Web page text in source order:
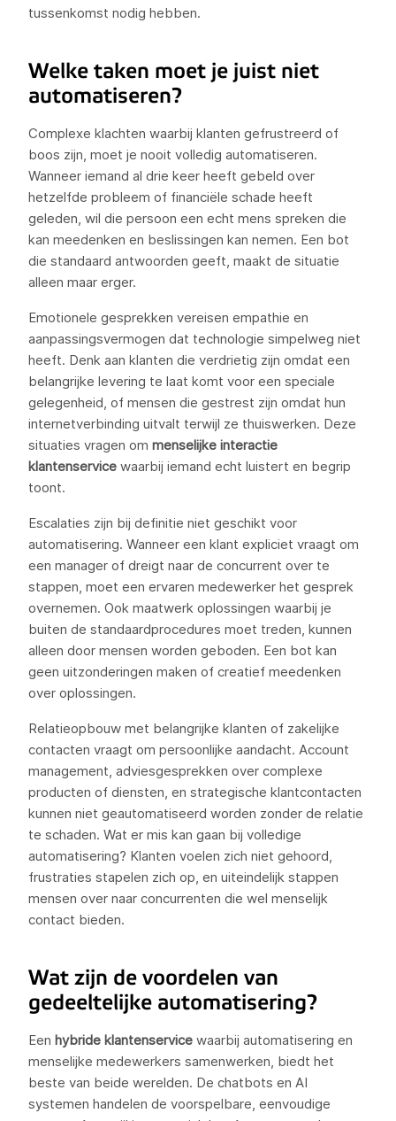
tussenkomst nodig hebben.
Welke taken moet je juist niet
automatiseren?
Complexe klachten waarbij klanten gefrustreerd of
boos zijn, moet je nooit volledig automatiseren.
Wanneer iemand al drie keer heeft gebeld over
hetzelfde probleem of financiële schade heeft
geleden, wil die persoon een echt mens spreken die
kan meedenken en beslissingen kan nemen. Een bot
die standaard antwoorden geeft, maakt de situatie
alleen maar erger.
Emotionele gesprekken vereisen empathie en
aanpassingsvermogen dat technologie simpelweg niet
heeft. Denk aan klanten die verdrietig zijn omdat een
belangrijke levering te laat komt voor een speciale
gelegenheid, of mensen die gestrest zijn omdat hun
internetverbinding uitvalt terwijl ze thuiswerken. Deze
situaties vragen om menselijke interactie
klantenservice waarbij iemand echt luistert en begrip
toont.
Escalaties zijn bij definitie niet geschikt voor
automatisering. Wanneer een klant expliciet vraagt om
een manager of dreigt naar de concurrent over te
stappen, moet een ervaren medewerker het gesprek
overnemen. Ook maatwerk oplossingen waarbij je
buiten de standaardprocedures moet treden, kunnen
alleen door mensen worden geboden. Een bot kan
geen uitzonderingen maken of creatief meedenken
over oplossingen.
Relatieopbouw met belangrijke klanten of zakelijke
contacten vraagt om persoonlijke aandacht. Account
management, adviesgesprekken over complexe
producten of diensten, en strategische klantcontacten
kunnen niet geautomatiseerd worden zonder de relatie
te schaden. Wat er mis kan gaan bij volledige
automatisering? Klanten voelen zich niet gehoord,
frustraties stapelen zich op, en uiteindelijk stappen
mensen over naar concurrenten die wel menselijk
contact bieden.
Wat zijn de voordelen van
gedeeltelijke automatisering?
Een hybride klantenservice waarbij automatisering en
menselijke medewerkers samenwerken, biedt het
beste van beide werelden. De chatbots en AI
systemen handelen de voorspelbare, eenvoudige